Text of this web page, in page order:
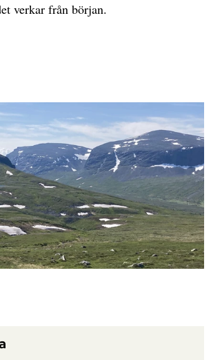
verkar från början.